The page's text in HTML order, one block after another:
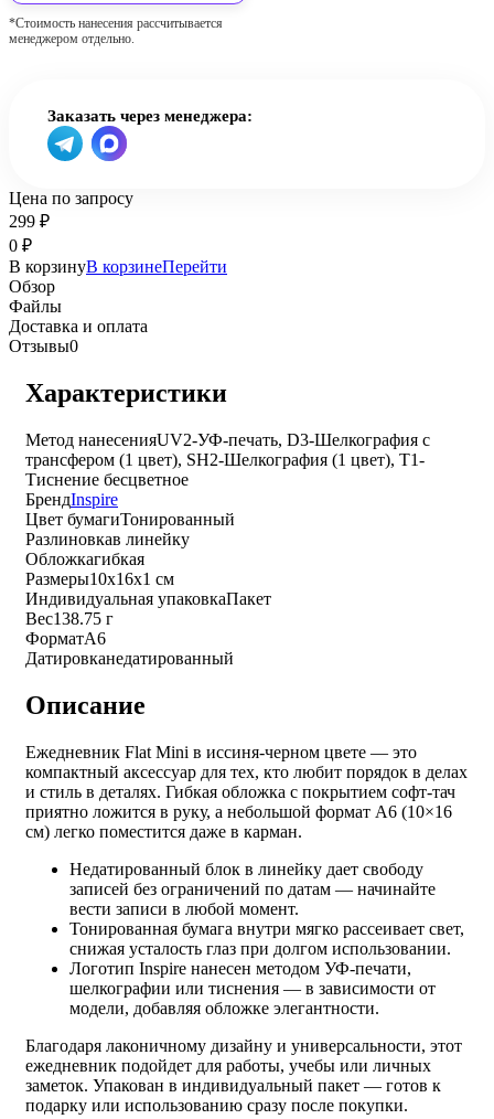
*Стоимость нанесения рассчитывается
менеджером отдельно.
Заказать через менеджера:
Цена по запросу
299 ₽
0 ₽
В корзинуВ корзинеПерейти
Обзор
Файлы
Доставка и оплата
Отзывы0
Характеристики
Метод нанесенияUV2-УФ-печать, D3-Шелкография с
трансфером (1 цвет), SH2-Шелкография (1 цвет), T1-
Тиснение бесцветное
БрендInspire
Цвет бумагиТонированный
Разлиновкав линейку
Обложкагибкая
Размеры10x16x1 см
Индивидуальная упаковкаПакет
Вес138.75 г
ФорматА6
Датировканедатированный
Описание
Ежедневник Flat Mini в иссиня-черном цвете — это
компактный аксессуар для тех, кто любит порядок в делах
и стиль в деталях. Гибкая обложка с покрытием софт-тач
приятно ложится в руку, а небольшой формат А6 (10×16
см) легко поместится даже в карман.
Недатированный блок в линейку дает свободу
записей без ограничений по датам — начинайте
вести записи в любой момент.
Тонированная бумага внутри мягко рассеивает свет,
снижая усталость глаз при долгом использовании.
Логотип Inspire нанесен методом УФ-печати,
шелкографии или тиснения — в зависимости от
модели, добавляя обложке элегантности.
Благодаря лаконичному дизайну и универсальности, этот
ежедневник подойдет для работы, учебы или личных
заметок. Упакован в индивидуальный пакет — готов к
подарку или использованию сразу после покупки.